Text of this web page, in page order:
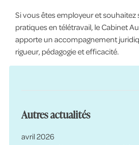
Si vous êtes employeur et souhaitez
pratiques en télétravail, le Cabinet
apporte un accompagnement
rigueur, pédagogie et efficacité.
Autres actualités
avril 2026